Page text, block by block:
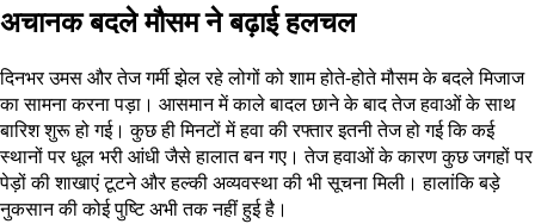
अचानक बदले मौसम ने बढ़ाई हलचल
दिनभर उमस और तेज गर्मी झेल रहे लोगों को शाम होते-होते मौसम के बदले मिजाज
का सामना करना पड़ा। आसमान में काले बादल छाने के बाद तेज हवाओं के साथ
बारिश शुरू हो गई। कुछ ही मिनटों में हवा की रफ्तार इतनी तेज हो गई कि कई
स्थानों पर धूल भरी आंधी जैसे हालात बन गए। तेज हवाओं के कारण कुछ जगहों पर
पेड़ों की शाखाएं टूटने और हल्की अव्यवस्था की भी सूचना मिली। हालांकि बड़े
नुकसान की कोई पुष्टि अभी तक नहीं हुई है।